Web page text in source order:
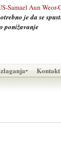
je da se
ponižavanje
Kontakt